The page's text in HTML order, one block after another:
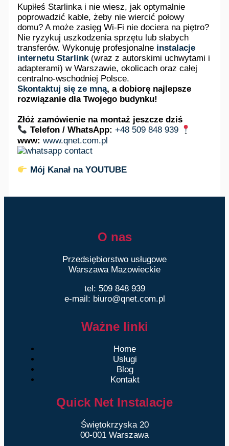
Kupiłeś Starlinka i nie wiesz, jak optymalnie
poprowadzić kable, żeby nie wiercić połowy
domu? A może zasięg Wi-Fi nie dociera na piętro?
Nie ryzykuj uszkodzenia sprzętu lub słabych
transferów. Wykonuję profesjonalne instalacje
internetu Starlink(wraz z autorskimi uchwytami i
adapterami) w Warszawie, okolicach oraz całej
centralno-wschodniej Polsce.
Skontaktuj się ze mną, a dobiorę najlepsze
rozwiązanie dla Twojego budynku!
Złóż zamówienie na montaż jeszcze dziś
Telefon / WhatsApp: +48 509 848 939
www: www.qnet.com.pl
Mój Kanał na YOUTUBE
O nas
Przedsiębiorstwo usługowe
Warszawa Mazowieckie
tel: 509 848 939
e-mail: biuro@qnet.com.pl
Ważne linki
Home
Usługi
Blog
Kontakt
Quick Net Instalacje
Świętokrzyska 20
00-001 Warszawa